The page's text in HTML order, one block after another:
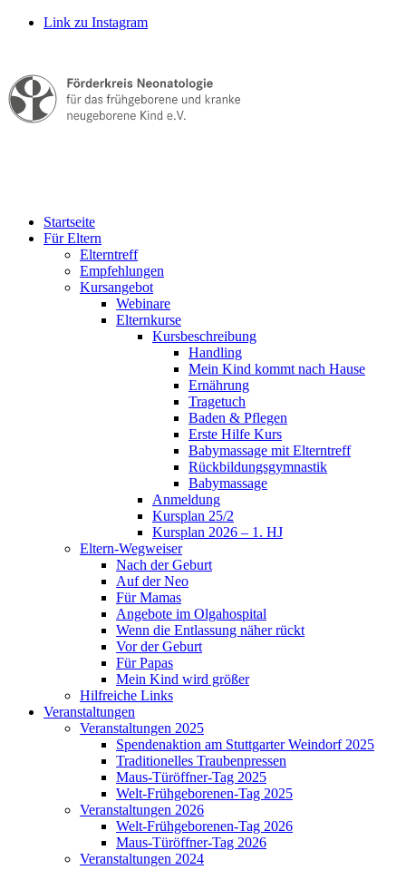
Link zu Instagram
Startseite
Für Eltern
Elterntreff
Empfehlungen
Kursangebot
Webinare
Elternkurse
Kursbeschreibung
Handling
Mein Kind kommt nach Hause
Ernährung
Tragetuch
Baden & Pflegen
Erste Hilfe Kurs
Babymassage mit Elterntreff
Rückbildungsgymnastik
Babymassage
Anmeldung
Kursplan 25/2
Kursplan 2026 – 1. HJ
Eltern-Wegweiser
Nach der Geburt
Auf der Neo
Für Mamas
Angebote im Olgahospital
Wenn die Entlassung näher rückt
Vor der Geburt
Für Papas
Mein Kind wird größer
Hilfreiche Links
Veranstaltungen
Veranstaltungen 2025
Spendenaktion am Stuttgarter Weindorf 2025
Traditionelles Traubenpressen
Maus-Türöffner-Tag 2025
Welt-Frühgeborenen-Tag 2025
Veranstaltungen 2026
Welt-Frühgeborenen-Tag 2026
Maus-Türöffner-Tag 2026
Veranstaltungen 2024